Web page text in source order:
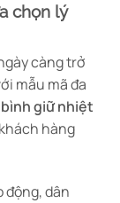
chọn lý
càng trở
mẫu mã đa
bình giữ nhiệt
hàng
động, dân